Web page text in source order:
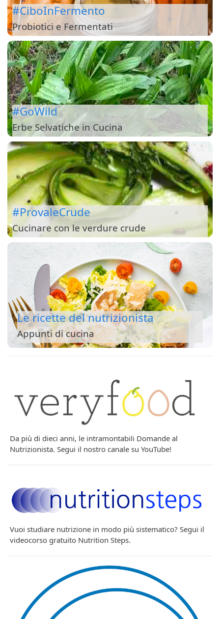
#CiboInFermento
Probiotici e Fermentati
#GoWild
Erbe Selvatiche in Cucina
#ProvaleCrude
Cucinare con le verdure crude
Le ricette del nutrizionista
Appunti di cucina
Da più di dieci anni, le intramontabili Domande al
Nutrizionista. Segui il nostro canale su YouTube!
Vuoi studiare nutrizione in modo più sistematico? Segui il
videocorso gratuito Nutrition Steps.